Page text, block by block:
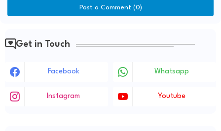
Post a Comment (0)
Get in Touch
Facebook Whatsapp
Instagram Youtube